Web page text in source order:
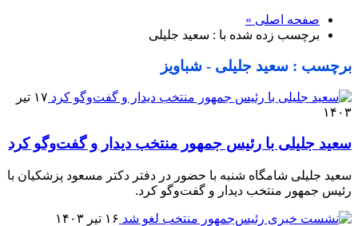
صفحه اصلی »
برچسب زده شده با : سعید جلیلی
برچسب : سعید جلیلی - شباویز
۱۷ تیر
۱۴۰۳
سعید جلیلی با رئیس جمهور منتخب دیدار و گفت‌وگو کرد
سعید جلیلی شامگاه شنبه با حضور در دفتر دکتر مسعود پزشکیان با
رئیس جمهور منتخب دیدار و گفت‌وگو کرد.
۱۶ تیر ۱۴۰۳